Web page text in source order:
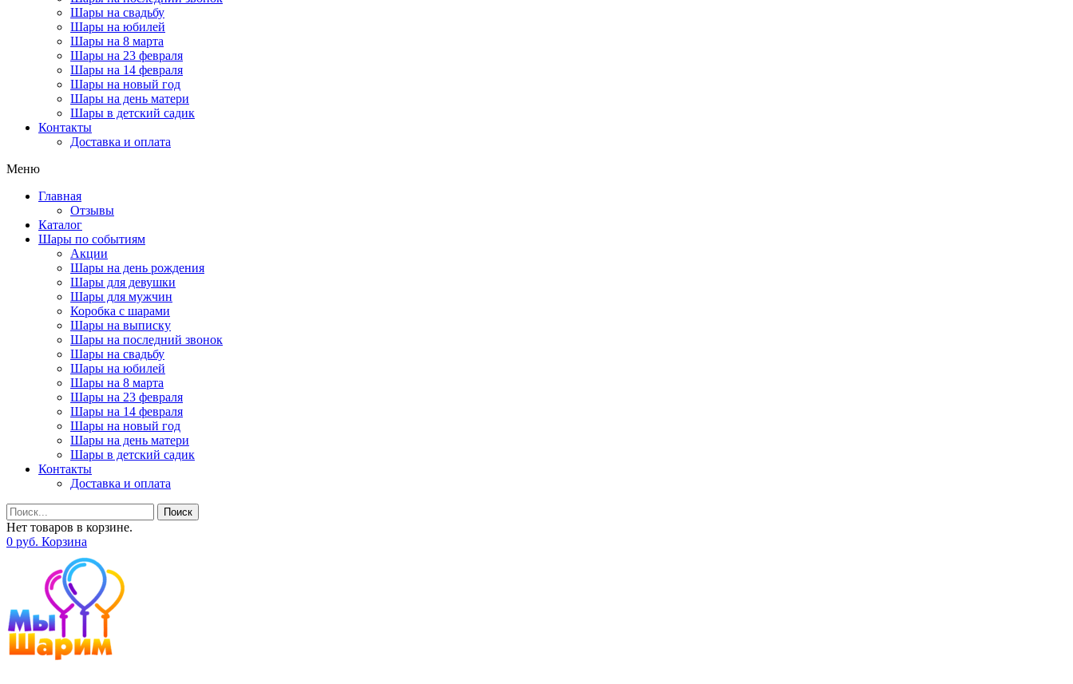
Шары на свадьбу
Шары на юбилей
Шары на 8 марта
Шары на 23 февраля
Шары на 14 февраля
Шары на новый год
Шары на день матери
Шары в детский садик
Контакты
Доставка и оплата
Меню
Главная
Отзывы
Каталог
Шары по событиям
Акции
Шары на день рождения
Шары для девушки
Шары для мужчин
Коробка с шарами
Шары на выписку
Шары на последний звонок
Шары на свадьбу
Шары на юбилей
Шары на 8 марта
Шары на 23 февраля
Шары на 14 февраля
Шары на новый год
Шары на день матери
Шары в детский садик
Контакты
Доставка и оплата
Поиск
Нет товаров в корзине.
0 руб. Корзина